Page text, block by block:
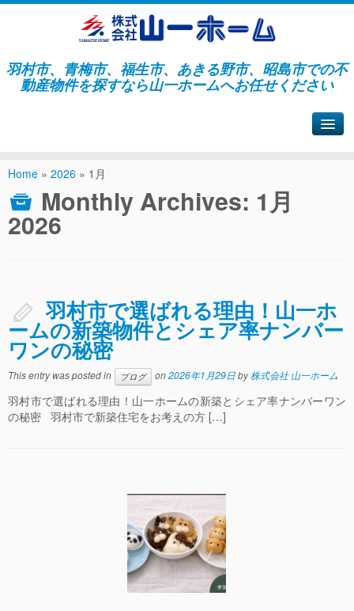
羽村市、青梅市、福生市、あきる野市、昭島市での不
動産物件を探すなら山一ホームへお任せください
Home » 2026 » 1月
Monthly Archives: 1月
2026
羽村市で選ばれる理由！山一ホ
ームの新築物件とシェア率ナンバー
ワンの秘密
This entry was posted in ブログ on2026年1月29日by株式会社 山一ホーム
羽村市で選ばれる理由！山一ホームの新築とシェア率ナンバーワン
の秘密 羽村市で新築住宅をお考えの方 […]